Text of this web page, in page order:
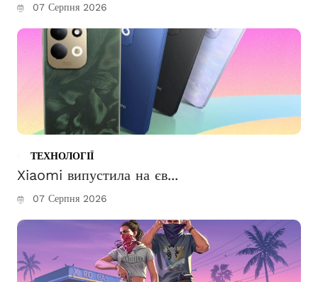
07 Серпня 2026
ТЕХНОЛОГІЇ
Xiaomi випустила на єв...
07 Серпня 2026